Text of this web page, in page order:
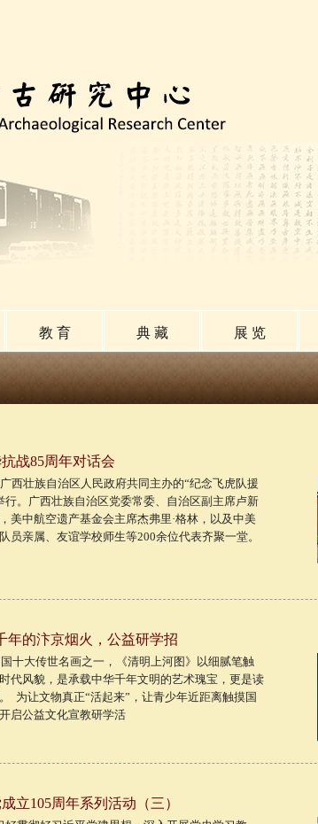
教 育 典 藏 展 览
战85周年对话会
西壮族自治区人民政府共同主办的“纪念飞虎队援
。广西壮族自治区党委常委、自治区副主席卢新
美中航空遗产基金会主席杰弗里·格林，以及中美
员亲属、友谊学校师生等200余位代表齐聚一堂。
年的汴京烟火，公益研学招
十大传世名画之一，《清明上河图》以细腻笔触
代风貌，是承载中华千年文明的艺术瑰宝，更是读
为让文物真正“活起来”，让青少年近距离触摸国
启公益文化宣教研学活
立105周年系列活动（三）